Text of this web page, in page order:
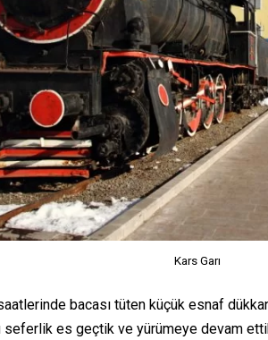
Kars Garı
bacası tüten küçük esnaf
seferlik es geçtik ve yürümeye devam